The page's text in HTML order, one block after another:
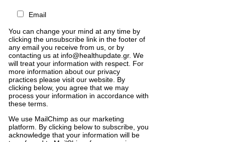
Email
You can change your mind at any time by
clicking the unsubscribe link in the footer of
any email you receive from us, or by
contacting us at info@healthupdate.gr. We
will treat your information with respect. For
more information about our privacy
practices please visit our website. By
clicking below, you agree that we may
process your information in accordance with
these terms.
We use MailChimp as our marketing
platform
By clicking below to subscribe you
acknowledge that your information will be